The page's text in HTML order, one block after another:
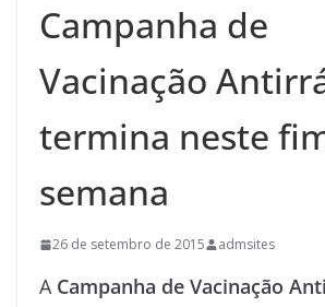
Campanha de
Vacinação
termina neste
semana
26 de setembro de 2015 admsites
A Campanha de Vacinação